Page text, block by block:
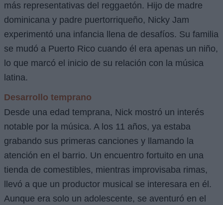
más representativas del reggaetón. Hijo de madre
dominicana y padre puertorriqueño, Nicky Jam
experimentó una infancia llena de desafíos. Su familia
se mudó a Puerto Rico cuando él era apenas un niño,
lo que marcó el inicio de su relación con la música
latina.
Desarrollo temprano
Desde una edad temprana, Nick mostró un interés
notable por la música. A los 11 años, ya estaba
grabando sus primeras canciones y llamando la
atención en el barrio. Un encuentro fortuito en una
tienda de comestibles, mientras improvisaba rimas,
llevó a que un productor musical se interesara en él.
Aunque era solo un adolescente, se aventuró en el